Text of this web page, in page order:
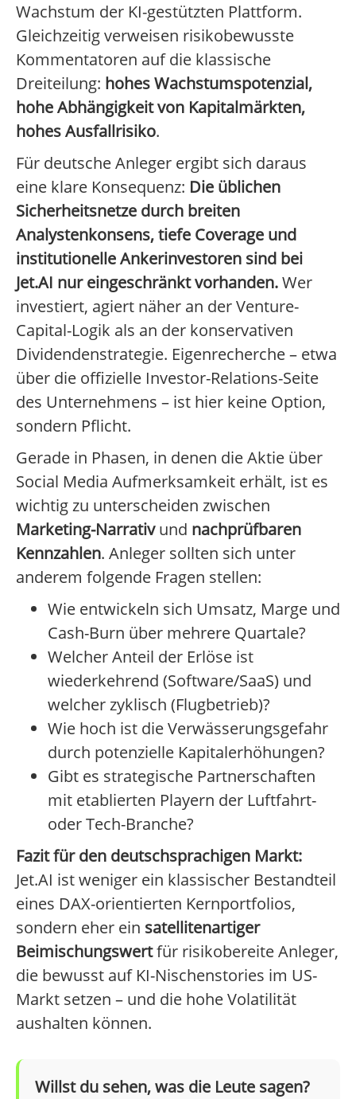
Wachstum der KI-gestützten Plattform.
Gleichzeitig verweisen risikobewusste
Kommentatoren auf die klassische
Dreiteilung: hohes Wachstumspotenzial,
hohe Abhängigkeit von Kapitalmärkten,
hohes Ausfallrisiko.
Für deutsche Anleger ergibt sich daraus
eine klare Konsequenz: Die üblichen
Sicherheitsnetze durch breiten
Analystenkonsens, tiefe Coverage und
institutionelle Ankerinvestoren sind bei
Jet.AI nur eingeschränkt vorhanden.Wer
investiert, agiert näher an der Venture-
Capital-Logik als an der konservativen
Dividendenstrategie. Eigenrecherche – etwa
über die offizielle Investor-Relations-Seite
des Unternehmens – ist hier keine Option,
sondern Pflicht.
Gerade in Phasen, in denen die Aktie über
Social Media Aufmerksamkeit erhält, ist es
wichtig zu unterscheiden zwischen
Marketing-Narrativund nachprüfbaren
Kennzahlen. Anleger sollten sich unter
anderem folgende Fragen stellen:
Wie entwickeln sich Umsatz, Marge und
Cash-Burn über mehrere Quartale?
Welcher Anteil der Erlöse ist
wiederkehrend (Software/SaaS) und
welcher zyklisch (Flugbetrieb)?
Wie hoch ist die Verwässerungsgefahr
durch potenzielle Kapitalerhöhungen?
Gibt es strategische Partnerschaften
mit etablierten Playern der Luftfahrt-
oder Tech-Branche?
Fazit für den deutschsprachigen Markt:
Jet.AI ist weniger ein klassischer Bestandteil
eines DAX-orientierten Kernportfolios,
sondern eher ein satellitenartiger
Beimischungswertfür risikobereite Anleger,
die bewusst auf KI-Nischenstories im US-
Markt setzen – und die hohe Volatilität
aushalten können.
Willst du sehen, was die Leute sagen?